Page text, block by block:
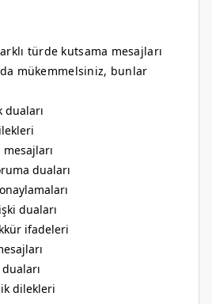
türde kutsama mesajları
mükemmelsiniz, bunlar
duaları
mesajları
duaları
duaları
ifadeleri
dilekleri